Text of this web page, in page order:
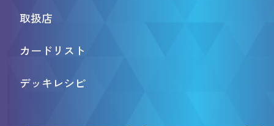
取扱店
カードリスト
デッキレシピ